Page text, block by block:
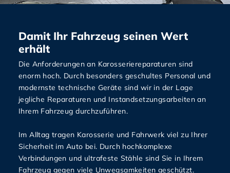
Damit Ihr Fahrzeug seinen Wert
erhält
Die Anforderungen an Karosseriereparaturen sind
enorm hoch. Durch besonders geschultes Personal und
modernste technische Geräte sind wir in der Lage
jegliche Reparaturen und Instandsetzungsarbeiten an
Ihrem Fahrzeug durchzuführen.
Im Alltag tragen Karosserie und Fahrwerk viel zu Ihrer
Sicherheit im Auto bei. Durch hochkomplexe
Verbindungen und ultrafeste Stähle sind Sie in Ihrem
Fahrzeug gegen viele Unwegsamkeiten geschützt.